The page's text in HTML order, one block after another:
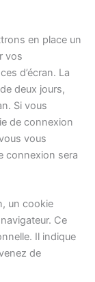
en place un
vos
d’écran. La
deux jours,
Si vous
de connexion
vous
connexion sera
un cookie
Ce
Il indique
de